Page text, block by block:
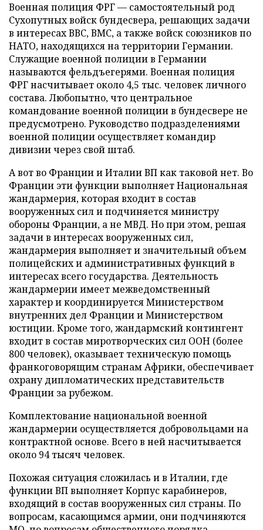
Военная полиция ФРГ — самостоятельный род
Сухопутных войск бундесвера, решающих задачи
в интересах ВВС, ВМС, а также войск союзников по
НАТО, находящихся на территории Германии.
Служащие военной полиции в Германии
называются фельдъегерями. Военная полиция
ФРГ насчитывает около 4,5 тыс. человек личного
состава. Любопытно, что центральное
командование военной полиции в бундесвере не
предусмотрено. Руководство подразделениями
военной полиции осуществляет командир
дивизии через свой штаб.
А вот во Франции и Италии ВП как таковой нет. Во
Франции эти функции выполняет Национальная
жандармерия, которая входит в состав
вооруженных сил и подчиняется министру
обороны Франции, а не МВД. Но при этом, решая
задачи в интересах вооруженных сил,
жандармерия выполняет и значительный объем
полицейских и административных функций в
интересах всего государства. Деятельность
жандармерии имеет межведомственный
характер и координируется Министерством
внутренних дел Франции и Министерством
юстиции. Кроме того, жандармский контингент
входит в состав миротворческих сил ООН (более
800 человек), оказывает техническую помощь
франкоговорящим странам Африки, обеспечивает
охрану дипломатических представительств
Франции за рубежом.
Комплектование национальной военной
жандармерии осуществляется добровольцами на
контрактной основе. Всего в ней насчитывается
около 94 тысяч человек.
Похожая ситуация сложилась и в Италии, где
функции ВП выполняет Корпус карабинеров,
входящий в состав вооруженных сил страны. По
вопросам, касающимся армии, они подчиняются